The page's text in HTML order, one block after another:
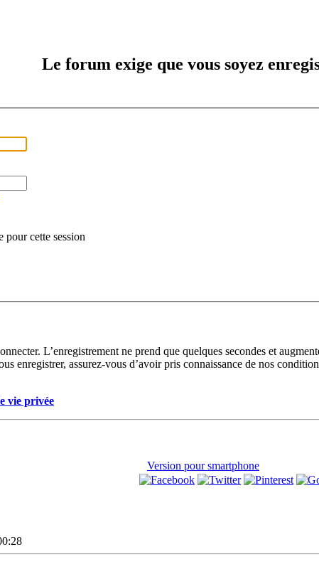
Le forum exige que vous soyez
pour cette session
L’enregistrement ne prend que quelques secondes et
enregistrer, assurez-vous d’avoir pris connaissance de nos
vie privée
Version pour smartphone